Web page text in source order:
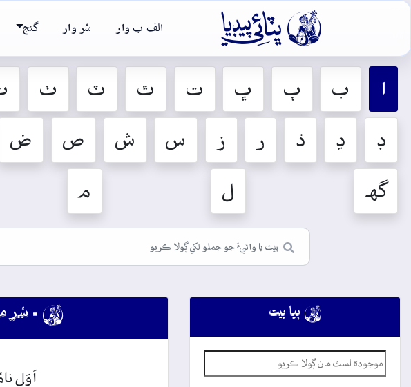
 الف ب وار سُر وار گنج
ا ب ٻ ڀ ت ٿ ٽ ٺ
ڊ ڍ ذ ر ز س ش ص ض
گهہ ل م
 ٻيا بيت  - سُر
اَوَلِ